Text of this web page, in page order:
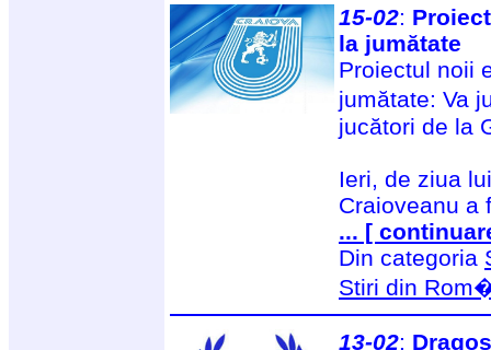
15-02:
la jumătate
Proiectul noii
jumătate: Va
jucători de la
Ieri, de ziua
Craioveanu a
... [
Din categoria
Stiri din
13-02: